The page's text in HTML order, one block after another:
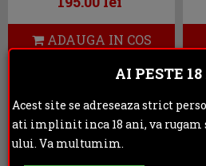
ADAUGA IN COS
STOC EPUIZAT
AI PESTE
Acest site se adreseaza strict
ati implinit inca 18 ani, va
ului. Va multumim.